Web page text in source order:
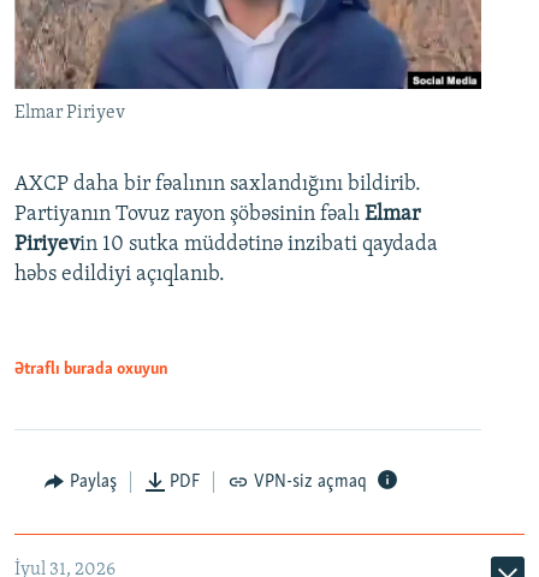
Elmar Piriyev
AXCP daha bir fəalının saxlandığını bildirib.
Partiyanın Tovuz rayon şöbəsinin fəalı Elmar
Piriyevin 10 sutka müddətinə inzibati qaydada
həbs edildiyi açıqlanıb.
Ətraflı burada oxuyun
Paylaş PDF VPN-siz açmaq
İyul 31, 2026